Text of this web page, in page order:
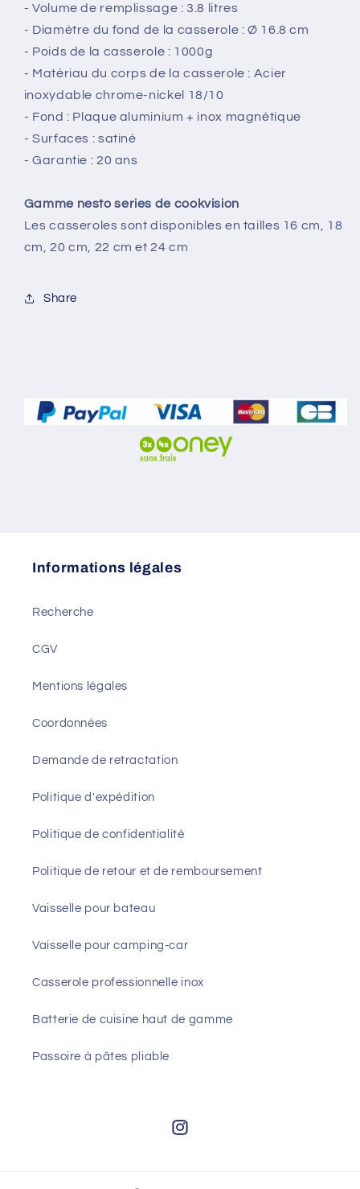
- Volume de remplissage : 3.8 litres
- Diamètre du fond de la casserole : Ø 16.8 cm
- Poids de la casserole : 1000g
- Matériau du corps de la casserole : Acier
inoxydable chrome-nickel 18/10
- Fond : Plaque aluminium + inox magnétique
- Surfaces : satiné
- Garantie : 20 ans
Gamme nesto series de cookvision
Les casseroles sont disponibles en tailles 16 cm, 18
cm, 20 cm, 22 cm et 24 cm
Share
Informations légales
Recherche
CGV
Mentions légales
Coordonnées
Demande de retractation
Politique d'expédition
Politique de confidentialité
Politique de retour et de remboursement
Vaisselle pour bateau
Vaisselle pour camping-car
Casserole professionnelle inox
Batterie de cuisine haut de gamme
Passoire à pâtes pliable
Instagram